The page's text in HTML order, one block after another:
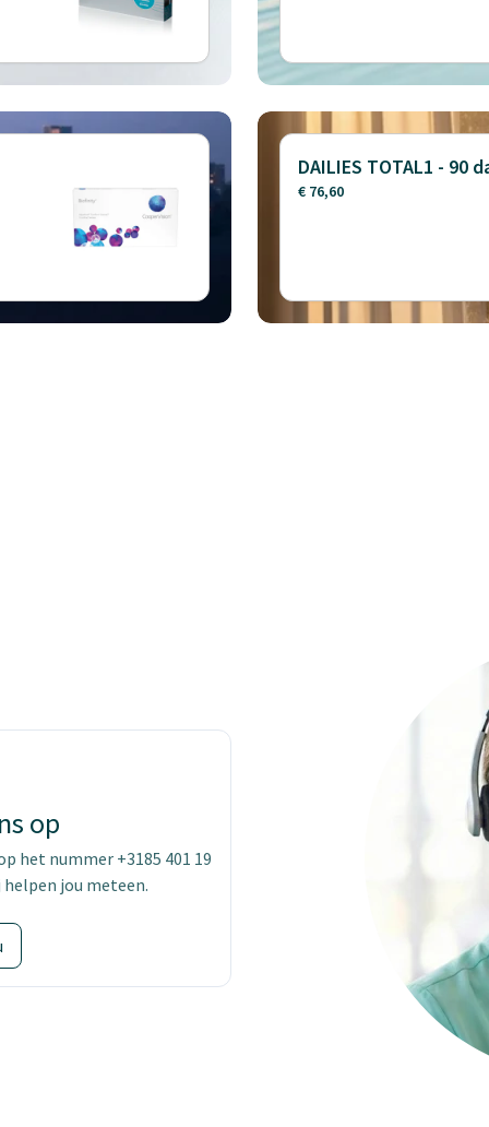
DAILIES TOTAL1 - 90
€ 76,60
op
het nummer +3185 401 19
helpen jou meteen.